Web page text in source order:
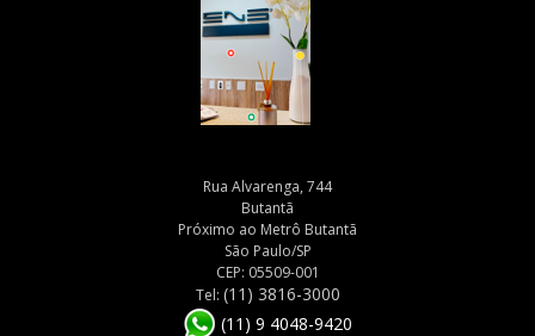
Rua Alvarenga, 744
Butantã
Próximo ao Metrô Butantã
São Paulo/SP
CEP: 05509-001
Tel: (11) 3816-3000
(11) 9 4048-9420